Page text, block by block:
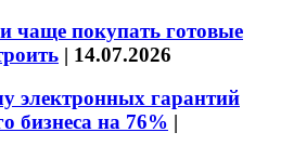
чаще покупать готовые
| 14.07.2026
электронных гарантий
бизнеса на 76% |